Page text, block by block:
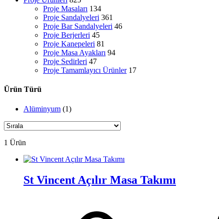
Proje Masaları 134
Proje Sandalyeleri 361
Proje Bar Sandalyeleri 46
Proje Berjerleri 45
Proje Kanepeleri 81
Proje Masa Ayakları 94
Proje Sedirleri 47
Proje Tamamlayıcı Ürünler 17
Ürün Türü
Alüminyum (1)
1 Ürün
St Vincent Açılır Masa Takımı